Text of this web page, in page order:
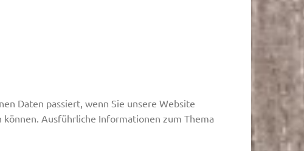
Daten passiert, wenn Sie unsere Website
Ausführliche Informationen zum Thema